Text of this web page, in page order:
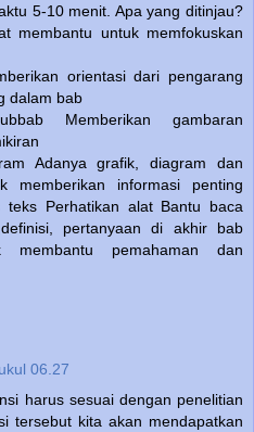
5-10 menit. Apa yang ditinjau?
membantu untuk memfokuskan
orientasi dari pengarang
dalam bab
Memberikan gambaran
Adanya grafik, diagram dan
memberikan informasi penting
teks Perhatikan alat Bantu baca
pertanyaan di akhir bab
membantu pemahaman dan
06.27
harus sesuai dengan penelitian
tersebut kita akan mendapatkan